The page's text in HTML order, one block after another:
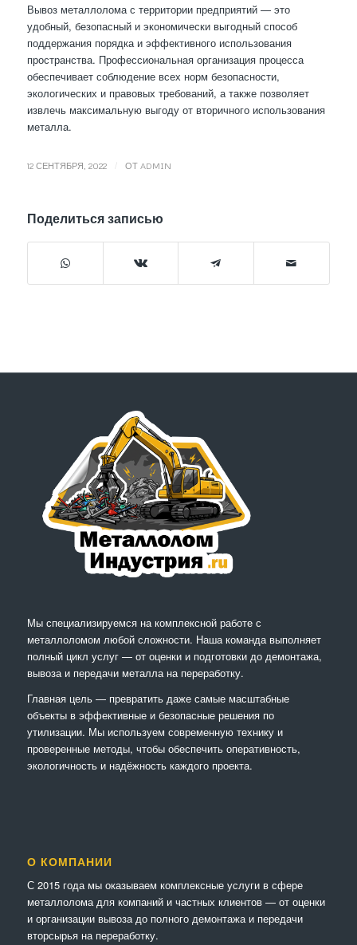
Вывоз металлолома с территории предприятий — это
удобный, безопасный и экономически выгодный способ
поддержания порядка и эффективного использования
пространства. Профессиональная организация процесса
обеспечивает соблюдение всех норм безопасности,
экологических и правовых требований, а также позволяет
извлечь максимальную выгоду от вторичного использования
металла.
12 СЕНТЯБРЯ, 2022 ОТ ADMIN
Поделиться записью
Мы специализируемся на комплексной работе с
металлоломом любой сложности. Наша команда выполняет
полный цикл услуг — от оценки и подготовки до демонтажа,
вывоза и передачи металла на переработку.
Главная цель — превратить даже самые масштабные
объекты в эффективные и безопасные решения по
утилизации. Мы используем современную технику и
проверенные методы, чтобы обеспечить оперативность,
экологичность и надёжность каждого проекта.
О КОМПАНИИ
С 2015 года мы оказываем комплексные услуги в сфере
металлолома для компаний и частных клиентов — от оценки
и организации вывоза до полного демонтажа и передачи
вторсырья на переработку.